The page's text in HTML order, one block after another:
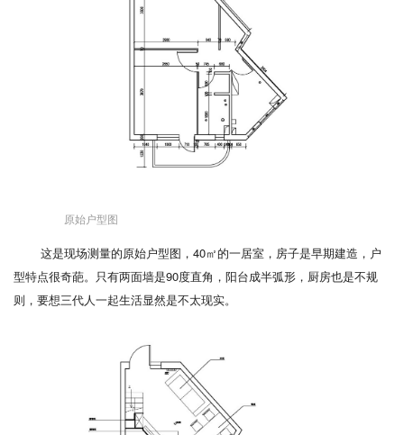
原始户型图
这是现场测量的原始户型图，40㎡的一居室，房子是早期建造，户
型特点很奇葩。只有两面墙是90度直角，阳台成半弧形，厨房也是不规
则，要想三代人一起生活显然是不太现实。